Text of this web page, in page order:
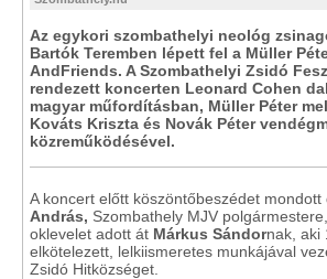
Az egykori szombathelyi neológ
Bartók Teremben lépett fel a Müller
AndFriends. A Szombathelyi Zsidó
rendezett koncerten Leonard Cohen
magyar műfordításban, Müller Péter
Kováts Kriszta és Novák Péter
közreműködésével.
A koncert előtt köszöntőbeszédet mondott
András, Szombathely MJV
oklevelet adott át Márkus Sándornak, aki
elkötelezett, lelkiismeretes munkájával
Zsidó Hitközséget.